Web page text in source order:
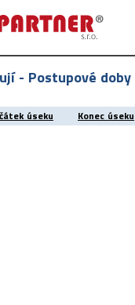
- Postupové
úseku Konec úseku